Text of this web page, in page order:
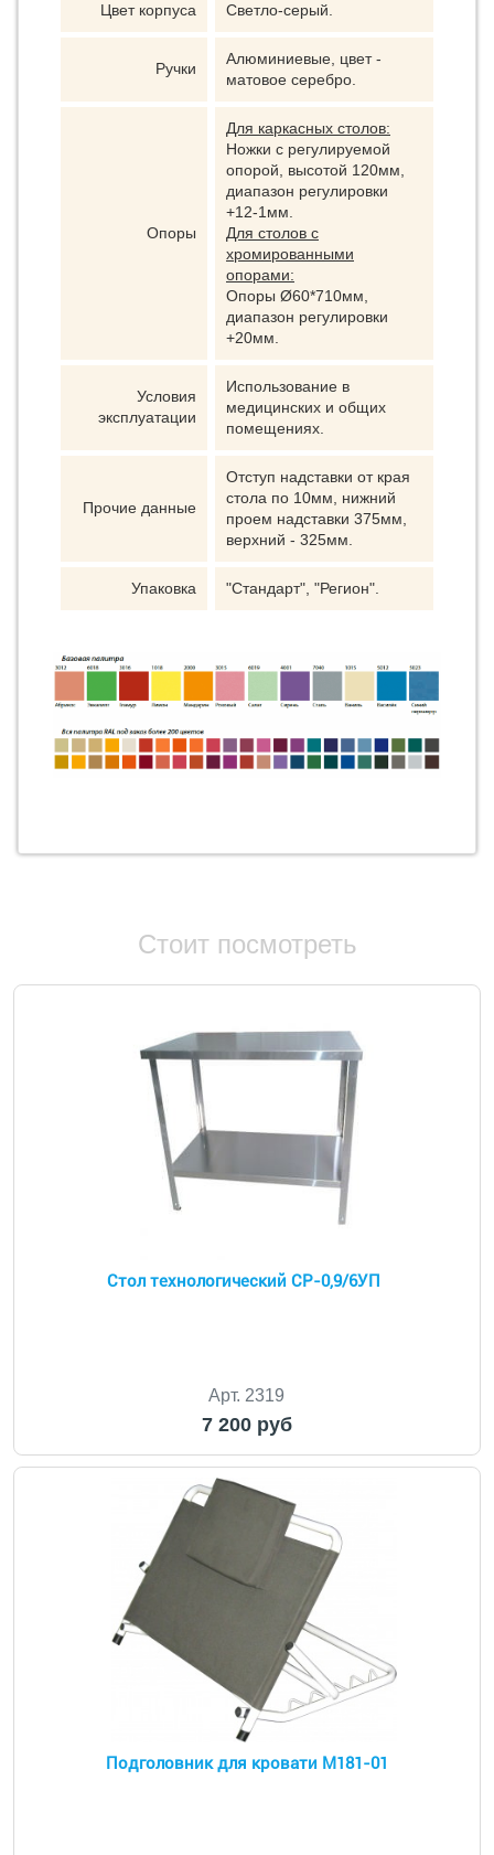
Цвет корпуса Светло-серый.
Ручки
Алюминиевые, цвет -
матовое серебро.
Опоры
Для каркасных столов:
Ножки с регулируемой
опорой, высотой 120мм,
диапазон регулировки
+12-1мм.
Для столов с
хромированными
опорами:
Опоры Ø60*710мм,
диапазон регулировки
+20мм.
Условия
эксплуатации
Использование в
медицинских и общих
помещениях.
Прочие данные
Отступ надставки от края
стола по 10мм, нижний
проем надставки 375мм,
верхний - 325мм.
Упаковка "Стандарт", "Регион".
Стоит посмотреть
Стол технологический СР-0,9/6УП
Арт. 2319
7 200 руб
Подголовник для кровати М181-01